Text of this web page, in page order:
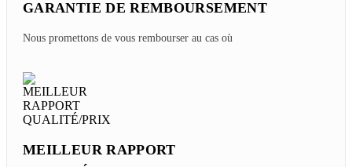
GARANTIE DE REMBOURSEMENT
Nous promettons de vous rembourser au cas où
MEILLEUR RAPPORT